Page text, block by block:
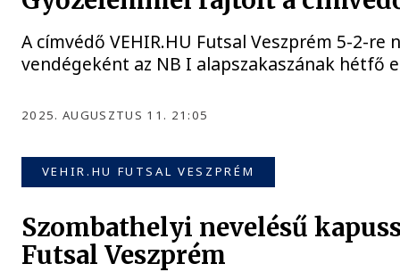
A címvédő VEHIR.HU Futsal Veszprém 5-2-
vendégeként az NB I alapszakaszának hétfő
2025. AUGUSZTUS 11. 21:05
VEHIR.HU FUTSAL VESZPRÉM
Szombathelyi nevelésű
Futsal Veszprém